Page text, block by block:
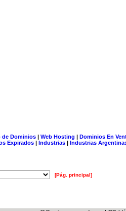
de Dominios| Web Hosting | Dominios En
Expirados | Industrias | Industrias
[Pág. principal]